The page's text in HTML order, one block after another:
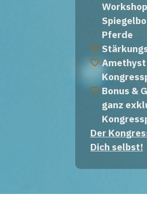
Pferde
Bonus &
ganz
Der
Dich selbst!